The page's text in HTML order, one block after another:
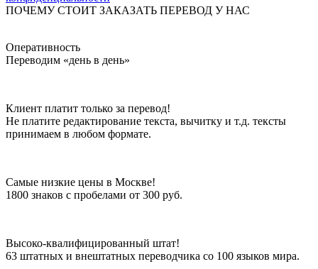
ПОЧЕМУ СТОИТ ЗАКАЗАТЬ ПЕРЕВОД У НАС
Оперативность
Переводим «день в день»
Клиент платит только за перевод!
Не платите редактирование текста, вычитку и т.д. тексты
принимаем в любом формате.
Самые низкие цены в Москве!
1800 знаков с пробелами от 300 руб.
Высоко-квалифицированный штат!
63 штатных и внештатных переводчика со 100 языков мира.